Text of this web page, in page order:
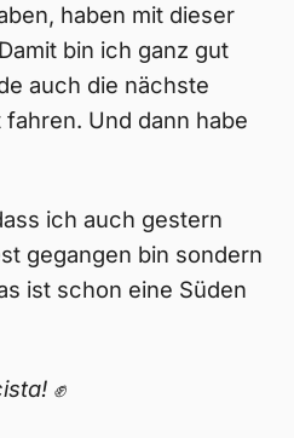
haben mit dieser
bin ich ganz gut
auch die nächste
Und dann habe
ich auch gestern
gegangen bin sondern
ist schon eine Süden
✊